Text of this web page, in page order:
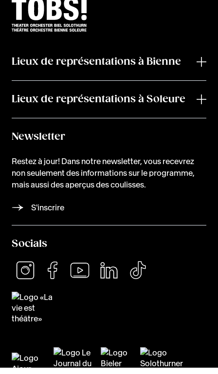
Lieux de représentations à Bienne
Lieux de représentations à Soleure
Newsletter
Restez à jour! Dans notre newsletter, vous recevrez
non seulement des informations sur le programme,
mais aussi des aperçus des coulisses.
S'inscrire
Socials